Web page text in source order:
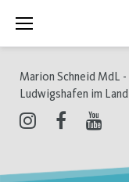
Inhalt
Marion Schneid MdL
Ludwigshafen im